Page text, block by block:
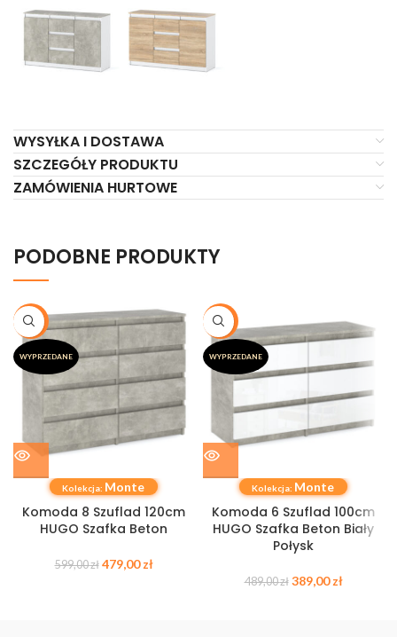
WYSYŁKA I DOSTAWA
SZCZEGÓŁY PRODUKTU
ZAMÓWIENIA HURTOWE
PODOBNE PRODUKTY
-20%
WYPRZEDANE
Kolekcja: Monte
Komoda 8 Szuflad 120cm
HUGO Szafka Beton
599,00zł 479,00zł
-20%
WYPRZEDANE
Kolekcja: Monte
Komoda 6 Szuflad 100cm
HUGO Szafka Beton Biały
Połysk
489,00zł 389,00zł